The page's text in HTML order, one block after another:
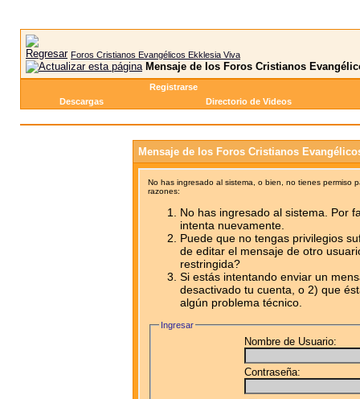
Foros Cristianos Evangélicos Ekklesia Viva
Mensaje de los Foros Cristianos
Registrarse
Descargas
Directorio de Videos
Mensaje de los Foros Cristianos
No has ingresado al sistema, o bien, no tienes permiso
razones:
No has ingresado al sistema. Por
intenta nuevamente.
Puede que no tengas privilegios
de editar el mensaje de otro
restringida?
Si estás intentando enviar un
desactivado tu cuenta, o 2) que
algún problema técnico.
Ingresar
Nombre de Usuario:
Contraseña: